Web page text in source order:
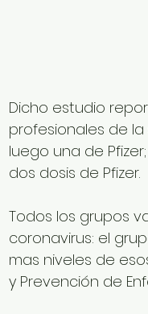
Dicho estudio
profesionales de
luego una de
dos dosis de Pfizer.
Todos los grupos
coronavirus: el
mas niveles de
y Prevención de